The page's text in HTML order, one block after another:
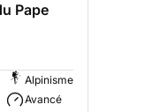
Pape
Alpinisme
Avancé